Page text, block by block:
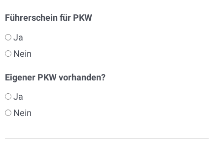
Führerschein für PKW
Ja
Nein
Eigener PKW vorhanden?
Ja
Nein